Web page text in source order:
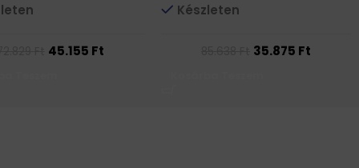
45.155 Ft
Készleten
35.875 Ft